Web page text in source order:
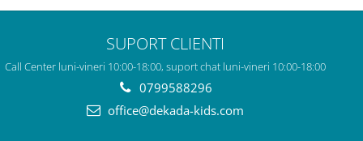
SUPORT CLIENTI
Call Center luni-vineri 10:00-18:00, suport chat luni-vineri 10:00-18:00
0799588296
office@dekada-kids.com